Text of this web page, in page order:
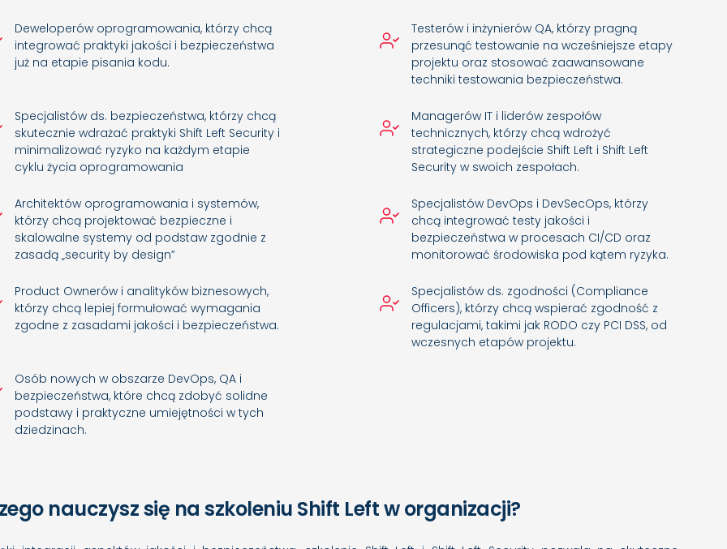
Deweloperów oprogramowania, którzy chcą
integrować praktyki jakości i bezpieczeństwa
już na etapie pisania kodu.
Testerów i inżynierów QA, którzy pragną
przesunąć testowanie na wcześniejsze etapy
projektu oraz stosować zaawansowane
techniki testowania bezpieczeństwa.
Specjalistów ds. bezpieczeństwa, którzy chcą
skutecznie wdrażać praktyki Shift Left Security i
minimalizować ryzyko na każdym etapie
cyklu życia oprogramowania
Managerów IT i liderów zespołów
technicznych, którzy chcą wdrożyć
strategiczne podejście Shift Left i Shift Left
Security w swoich zespołach.
Architektów oprogramowania i systemów,
którzy chcą projektować bezpieczne i
skalowalne systemy od podstaw zgodnie z
zasadą „security by design”
Specjalistów DevOps i DevSecOps, którzy
chcą integrować testy jakości i
bezpieczeństwa w procesach CI/CD oraz
monitorować środowiska pod kątem ryzyka.
Product Ownerów i analityków biznesowych,
którzy chcą lepiej formułować wymagania
zgodne z zasadami jakości i bezpieczeństwa.
Specjalistów ds. zgodności (Compliance
Officers), którzy chcą wspierać zgodność z
regulacjami, takimi jak RODO czy PCI DSS, od
wczesnych etapów projektu.
Osób nowych w obszarze DevOps, QA i
bezpieczeństwa, które chcą zdobyć solidne
podstawy i praktyczne umiejętności w tych
dziedzinach.
nauczysz się na szkoleniu Shift Left w organizacji?